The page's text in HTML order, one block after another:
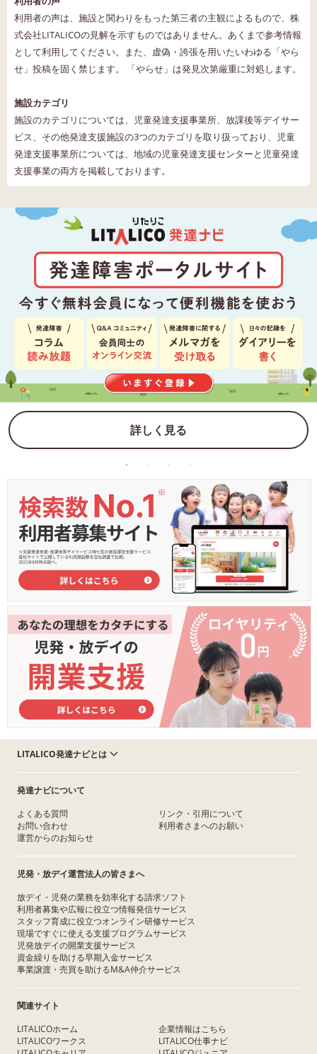
利用者の声は、施設と関わりをもった第三者の主観によるもので、株
式会社LITALICOの見解を示すものではありません。あくまで参考情報
として利用してください。また、虚偽・誇張を用いたいわゆる「やら
せ」投稿を固く禁じます。 「やらせ」は発見次第厳重に対処します。
施設カテゴリ
施設のカテゴリについては、児童発達支援事業所、放課後等デイサー
ビス、その他発達支援施設の3つのカテゴリを取り扱っており、児童
発達支援事業所については、地域の児童発達支援センターと児童発達
支援事業の両方を掲載しております。
詳しく見る
LITALICO発達ナビとは
発達ナビについて
よくある質問
お問い合わせ
運営からのお知らせ
リンク・引用について
利用者さまへのお願い
児発・放デイ運営法人の皆さまへ
放デイ・児発の業務を効率化する請求ソフト
利用者募集や広報に役立つ情報発信サービス
スタッフ育成に役立つオンライン研修サービス
現場ですぐに使える支援プログラムサービス
児発放デイの開業支援サービス
資金繰りを助ける早期入金サービス
事業譲渡・売買を助けるM&A仲介サービス
関連サイト
LITALICOホーム
LITALICOワークス
企業情報はこちら
LITALICO仕事ナビ